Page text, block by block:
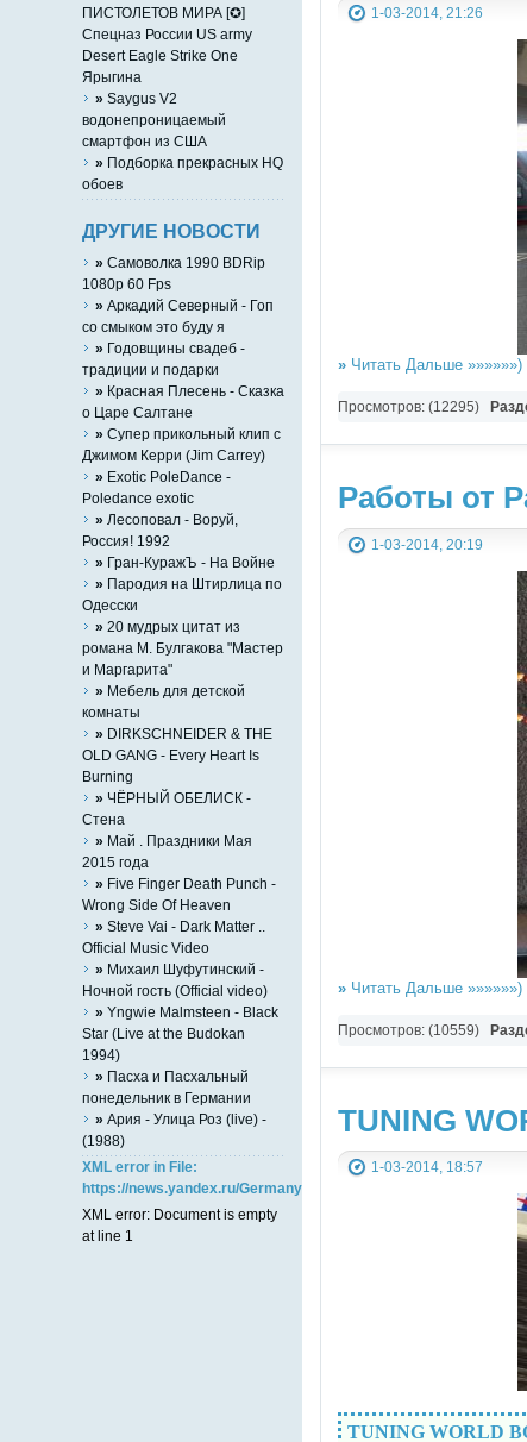
1-03-2014, 21:26
»Читать Дальше »»»»»»)
Просмотров: (12295)
Работы от
1-03-2014, 20:19
»Читать Дальше »»»»»»)
Просмотров: (10559)
TUNING
1-03-2014, 18:57
TUNING WORLD
ПИСТОЛЕТОВ МИРА [✪]
Спецназ России US army
Desert Eagle Strike One
Ярыгина
» Saygus V2
водонепроницаемый
смартфон из США
» Подборка прекрасных HQ
обоев
ДРУГИЕ НОВОСТИ
» Самоволка 1990 BDRip
1080p 60 Fps
» Аркадий Северный - Гоп
со смыком это буду я
» Годовщины свадеб -
традиции и подарки
» Красная Плесень - Сказка
о Царе Салтане
» Супер прикольный клип с
Джимом Керри (Jim Carrey)
» Exotic PoleDance -
Poledance exotic
» Лесоповал - Воруй,
Россия! 1992
» Гран-КуражЪ - На Войне
» Пародия на Штирлицa по
Одесски
» 20 мудрых цитат из
романа М. Булгакова "Мастер
и Маргарита"
» Мебель для детской
комнаты
» DIRKSCHNEIDER & THE
OLD GANG - Every Heart Is
Burning
» ЧЁРНЫЙ ОБЕЛИСК -
Стена
» Май . Праздники Мая
2015 года
» Five Finger Death Punch -
Wrong Side Of Heaven
» Steve Vai - Dark Matter ..
Official Music Video
» Михаил Шуфутинский -
Ночной гость (Official video)
» Yngwie Malmsteen - Black
Star (Live at the Budokan
1994)
» Пасха и Пасхальный
понедельник в Германии
» Ария - Улица Роз (live) -
(1988)
XML error in File:
https://news.yandex.ru/Germany/index.rss
XML error: Document is empty
at line 1